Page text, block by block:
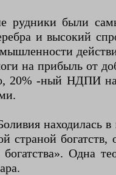
рудники были
и высокий
на прибыль от
20% -ный НДПИ
находилась
страной
богатства». Одна